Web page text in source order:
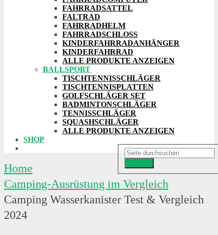
FAHRRADSATTEL
FALTRAD
FAHRRADHELM
FAHRRADSCHLOSS
KINDERFAHRRADANHÄNGER
KINDERFAHRRAD
ALLE PRODUKTE ANZEIGEN
BALLSPORT
TISCHTENNISSCHLÄGER
TISCHTENNISPLATTEN
GOLFSCHLÄGER SET
BADMINTONSCHLÄGER
TENNISSCHLÄGER
SQUASHSCHLÄGER
ALLE PRODUKTE ANZEIGEN
SHOP
Home
Camping-Ausrüstung im Vergleich
Camping Wasserkanister Test & Vergleich
2024